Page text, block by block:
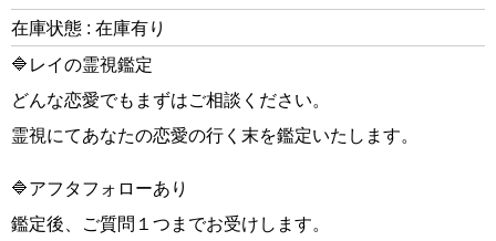
在庫状態 : 在庫有り
🔷レイの霊視鑑定
どんな恋愛でもまずはご相談ください。
霊視にてあなたの恋愛の行く末を鑑定いたします。
🔷アフタフォローあり
鑑定後、ご質問１つまでお受けします。